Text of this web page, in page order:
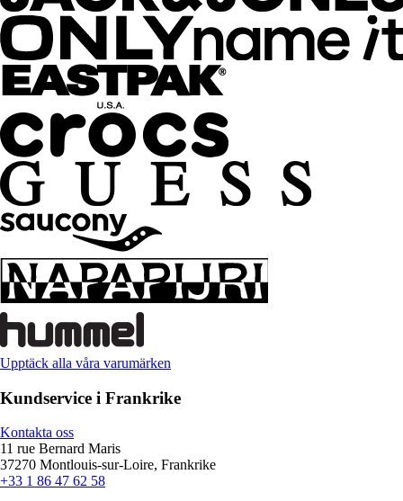
Upptäck alla våra varumärken
Kundservice i Frankrike
Kontakta oss
11 rue Bernard Maris
37270 Montlouis-sur-Loire, Frankrike
+33 1 86 47 62 58